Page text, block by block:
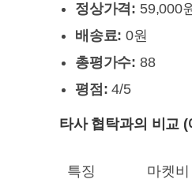
정상가격: 59,000
배송료: 0원
총평가수: 88
평점: 4/5
타사 협탁과의 비교 (
특징 마켓